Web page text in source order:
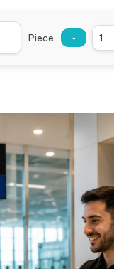
Piece -